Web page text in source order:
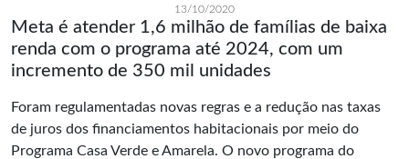
13/10/2020
Meta é atender 1,6 milhão de famílias de baixa
renda com o programa até 2024, com um
incremento de 350 mil unidades
Foram regulamentadas novas regras e a redução nas taxas
de juros dos financiamentos habitacionais por meio do
Programa Casa Verde e Amarela. O novo programa do